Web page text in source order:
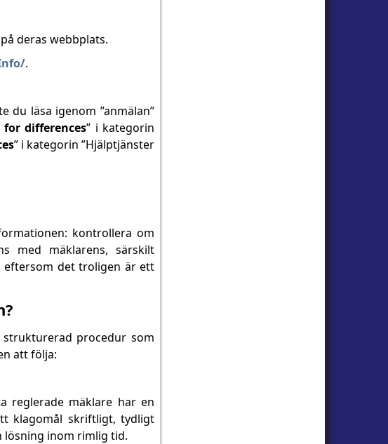
deras webbplats.
.
du läsa igenom ”anmälan”
for differences” i kategorin
” i kategorin ”Hjälptjänster
kontrollera om
med mäklarens, särskilt
eftersom det troligen är ett
procedur som
att följa:
reglerade mäklare har en
klagomål skriftligt, tydligt
lösning inom rimlig tid.